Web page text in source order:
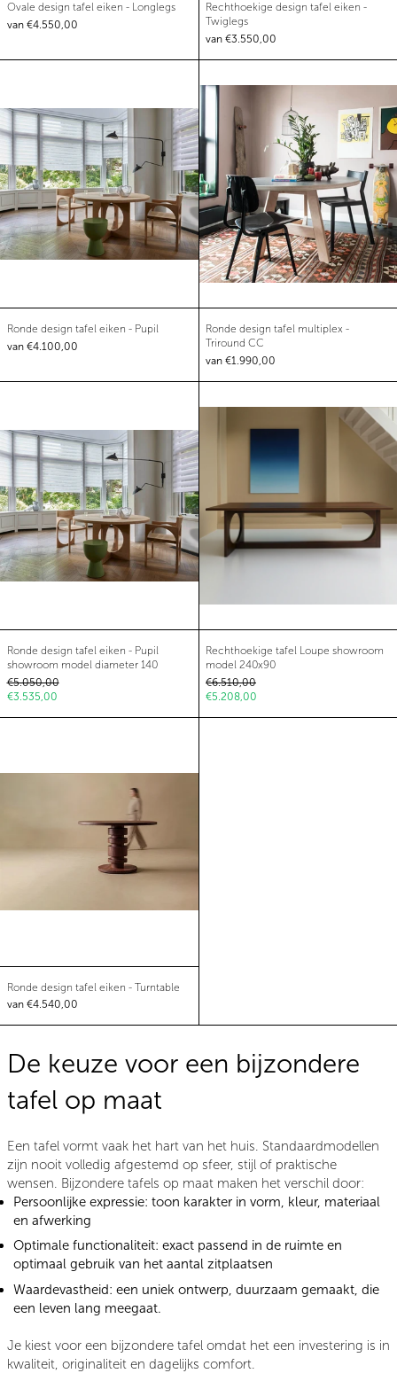
Ovale design tafel eiken - Longlegs
van €4.550,00
Rechthoekige design tafel eiken -
Twiglegs
van €3.550,00
Ronde design tafel eiken - Pupil
van €4.100,00
Ronde design tafel multiplex -
Triround CC
van €1.990,00
Ronde design tafel eiken - Pupil
showroom model diameter 140
Normale prijs
€5.050,00
Aanbiedingsprijs
€3.535,00
Rechthoekige tafel Loupe showroom
model 240x90
Normale prijs
€6.510,00
Aanbiedingsprijs
€5.208,00
Ronde design tafel eiken - Turntable
van €4.540,00
De keuze voor een bijzondere
tafel op maat
Een tafel vormt vaak het hart van het huis. Standaardmodellen
zijn nooit volledig afgestemd op sfeer, stijl of praktische
wensen. Bijzondere tafels op maatmaken het verschil door:
Persoonlijke expressie: toon karakter in vorm, kleur, materiaal
en afwerking
Optimale functionaliteit: exact passend in de ruimte en
optimaal gebruik van het aantal zitplaatsen
Waardevastheid: een uniek ontwerp, duurzaam gemaakt, die
een leven lang meegaat.
Je kiest voor een bijzondere tafelomdat het een investering is in
kwaliteit, originaliteit en dagelijks comfort.